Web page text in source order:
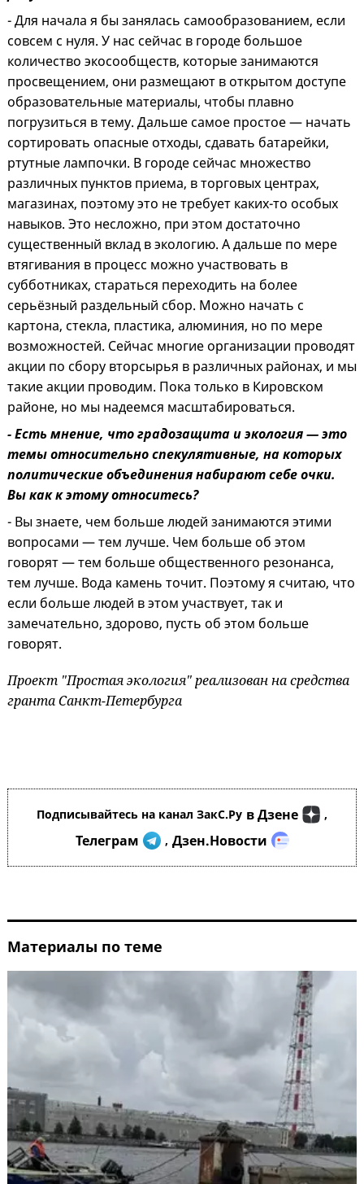
- Для начала я бы занялась самообразованием, если
совсем с нуля. У нас сейчас в городе большое
количество экосообществ, которые занимаются
просвещением, они размещают в открытом доступе
образовательные материалы, чтобы плавно
погрузиться в тему. Дальше самое простое — начать
сортировать опасные отходы, сдавать батарейки,
ртутные лампочки. В городе сейчас множество
различных пунктов приема, в торговых центрах,
магазинах, поэтому это не требует каких-то особых
навыков. Это несложно, при этом достаточно
существенный вклад в экологию. А дальше по мере
втягивания в процесс можно участвовать в
субботниках, стараться переходить на более
серьёзный раздельный сбор. Можно начать с
картона, стекла, пластика, алюминия, но по мере
возможностей. Сейчас многие организации проводят
акции по сбору вторсырья в различных районах, и мы
такие акции проводим. Пока только в Кировском
районе, но мы надеемся масштабироваться.
- Есть мнение, что градозащита и экология — это
темы относительно спекулятивные, на которых
политические объединения набирают себе очки.
Вы как к этому относитесь?
- Вы знаете, чем больше людей занимаются этими
вопросами — тем лучше. Чем больше об этом
говорят — тем больше общественного резонанса,
тем лучше. Вода камень точит. Поэтому я считаю, что
если больше людей в этом участвует, так и
замечательно, здорово, пусть об этом больше
говорят.
Проект "Простая экология" реализован на средства
гранта Санкт-Петербурга
Подписывайтесь на канал ЗакС.Ру в Дзене ,
Телеграм , Дзен.Новости
Материалы по теме